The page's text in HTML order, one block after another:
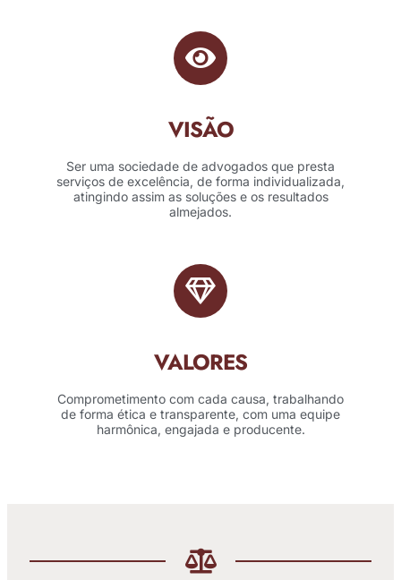
VISÃO
Ser uma sociedade de advogados que presta
serviços de excelência, de forma individualizada,
atingindo assim as soluções e os resultados
almejados.
VALORES
Comprometimento com cada causa, trabalhando
de forma ética e transparente, com uma equipe
harmônica, engajada e producente.